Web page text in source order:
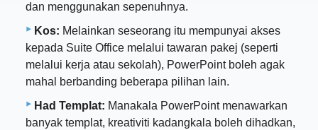
dan menggunakan sepenuhnya.
Kos: Melainkan seseorang itu mempunyai akses
kepada Suite Office melalui tawaran pakej (seperti
melalui kerja atau sekolah), PowerPoint boleh agak
mahal berbanding beberapa pilihan lain.
Had Templat: Manakala PowerPoint menawarkan
banyak templat, kreativiti kadangkala boleh dihadkan,